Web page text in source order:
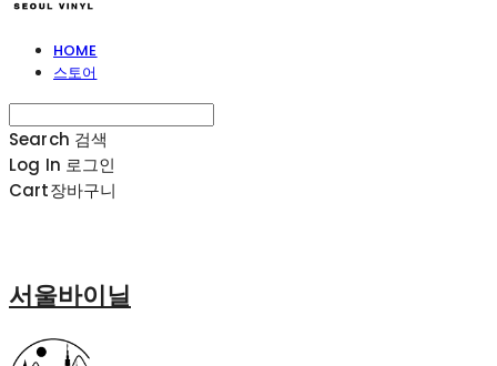
HOME
스토어
Search 검색
Log In 로그인
Cart장바구니
서울바이닐